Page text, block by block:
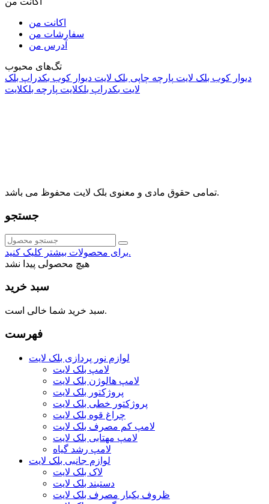
اکانت من
سفارشات من
آدرس من
تگ‌های محبوب
دیوار کوب بلک لایت پارچه چاپی بلک لایت دیوار کوب بکدراپ بلک
لایت بکدراپ بلکلایت پارچه بلکلایت
تمامی حقوق مادی و معنوی بلک لایت محفوظ می باشد.
جستجو
برای محصولات بیشتر کلیک کنید.
هیچ محصولی پیدا نشد
سبد خرید
سبد خرید شما خالی است.
فهرست
لوازم نور پردازی بلک لایت
لامپ بلک لایت
لامپ هالوژن بلک لایت
پروژکتور بلک لایت
پروژکتور خطی بلک لایت
چراغ قوه بلک لایت
لامپ کم مصرف بلک لایت
لامپ مهتابی بلک لایت
لامپ رشد گیاه
لوازم جانبی بلک لایت
لاک بلک لایت
دستبند بلک لایت
ظروف یکبار مصرف بلک لایت